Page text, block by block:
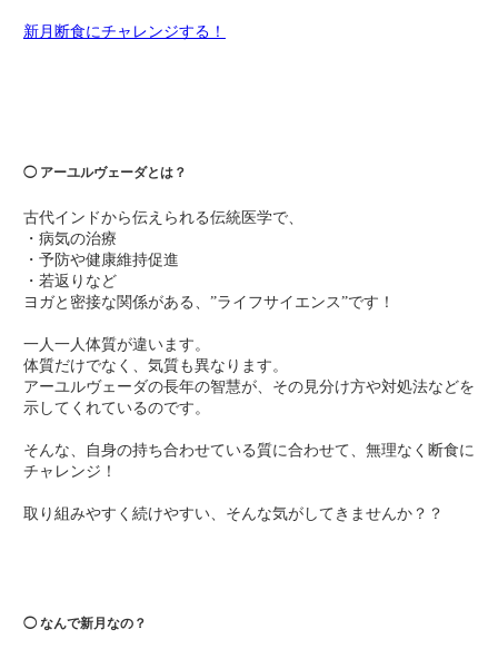
新月断食にチャレンジする！
◯ アーユルヴェーダとは？
古代インドから伝えられる伝統医学で、
・病気の治療
・予防や健康維持促進
・若返りなど
ヨガと密接な関係がある、”ライフサイエンス”です！
一人一人体質が違います。
体質だけでなく、気質も異なります。
アーユルヴェーダの長年の智慧が、その見分け方や対処法などを
示してくれているのです。
そんな、自身の持ち合わせている質に合わせて、無理なく断食に
チャレンジ！
取り組みやすく続けやすい、そんな気がしてきませんか？？
◯ なんで新月なの？